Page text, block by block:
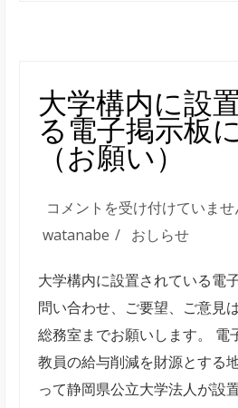
の
学
生
が
ま
し
た
は
大学構内に設
る電子掲示板
（お願い）
大
学
内
に
設
置
さ
コメントを受け付けていませ
watanabe
おしらせ
大学構内に設置されている電
問い合わせ、ご要望、ご意見
総務室までお願いします。 電
教員の給与削減を財源とする
って静岡県公立大学法人が設